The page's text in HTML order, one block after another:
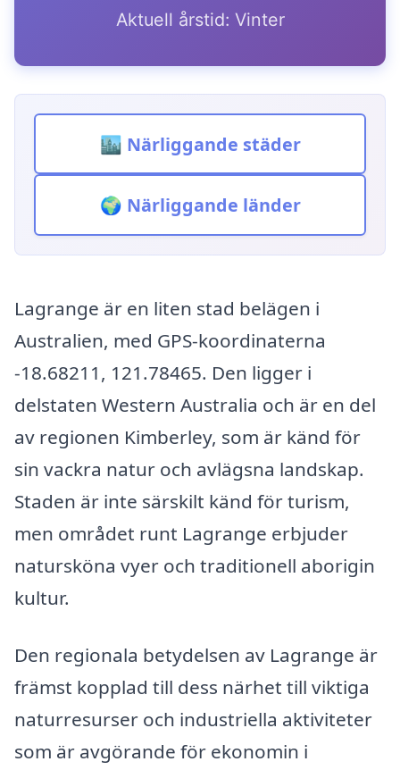
Aktuell årstid: Vinter
🏙️ Närliggande städer
🌍 Närliggande länder
Lagrange är en liten stad belägen i
Australien, med GPS-koordinaterna
-18.68211, 121.78465. Den ligger i
delstaten Western Australia och är en del
av regionen Kimberley, som är känd för
sin vackra natur och avlägsna landskap.
Staden är inte särskilt känd för turism,
men området runt Lagrange erbjuder
natursköna vyer och traditionell aborigin
kultur.
Den regionala betydelsen av Lagrange är
främst kopplad till dess närhet till viktiga
naturresurser och industriella aktiviteter
som är avgörande för ekonomin i